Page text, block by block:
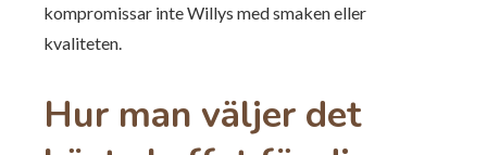
kompromissar inte Willys med smaken eller
kvaliteten.
Hur man väljer det